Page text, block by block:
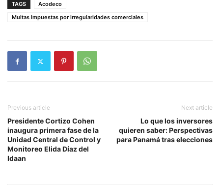
TAGS
Acodeco
Multas impuestas por irregularidades comerciales
Previous article
Presidente Cortizo Cohen
inaugura primera fase de la
Unidad Central de Control y
Monitoreo Elida Díaz del
Idaan
Next article
Lo que los inversores
quieren saber: Perspectivas
para Panamá tras elecciones